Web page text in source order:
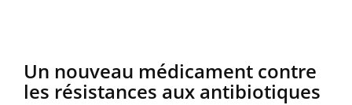
Un nouveau médicament contre
les résistances aux antibiotiques